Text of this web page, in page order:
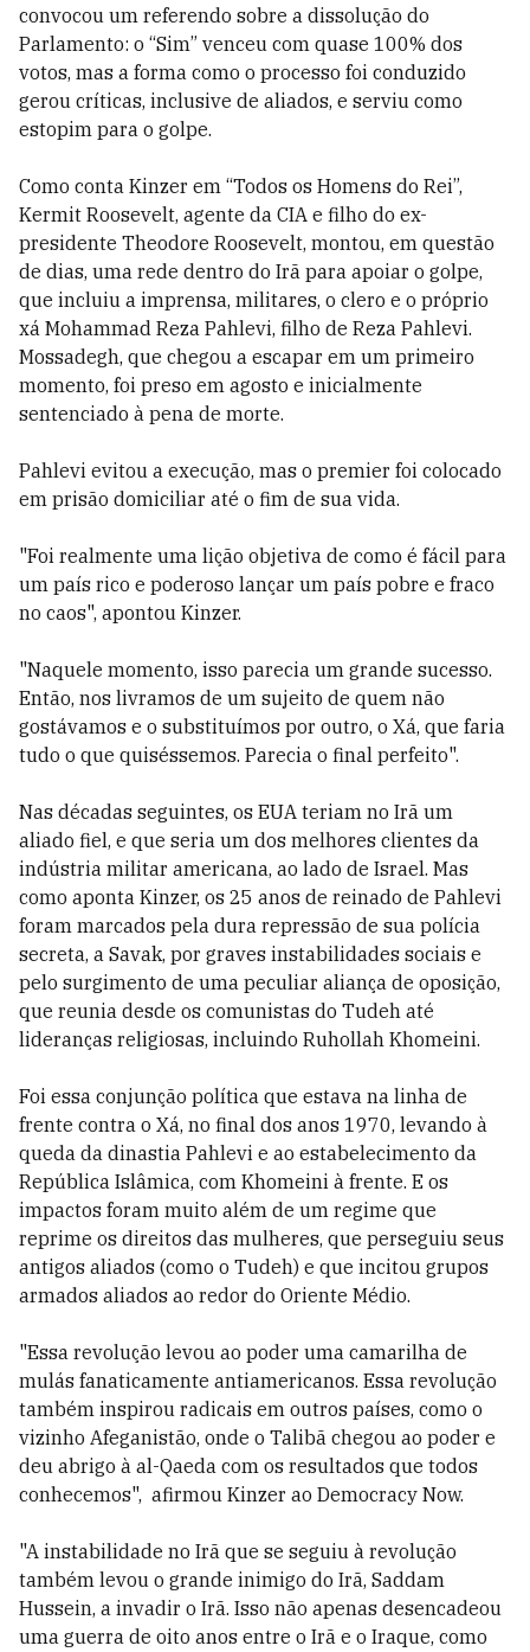
convocou um referendo sobre a dissolução do
Parlamento: o “Sim” venceu com quase 100% dos
votos, mas a forma como o processo foi conduzido
gerou críticas, inclusive de aliados, e serviu como
estopim para o golpe.
Como conta Kinzer em “Todos os Homens do Rei”,
Kermit Roosevelt, agente da CIA e filho do ex-
presidente Theodore Roosevelt, montou, em questão
de dias, uma rede dentro do Irã para apoiar o golpe,
que incluiu a imprensa, militares, o clero e o próprio
xá Mohammad Reza Pahlevi, filho de Reza Pahlevi.
Mossadegh, que chegou a escapar em um primeiro
momento, foi preso em agosto e inicialmente
sentenciado à pena de morte.
Pahlevi evitou a execução, mas o premier foi colocado
em prisão domiciliar até o fim de sua vida.
"Foi realmente uma lição objetiva de como é fácil para
um país rico e poderoso lançar um país pobre e fraco
no caos", apontou Kinzer.
"Naquele momento, isso parecia um grande sucesso.
Então, nos livramos de um sujeito de quem não
gostávamos e o substituímos por outro, o Xá, que faria
tudo o que quiséssemos. Parecia o final perfeito".
Nas décadas seguintes, os EUA teriam no Irã um
aliado fiel, e que seria um dos melhores clientes da
indústria militar americana, ao lado de Israel. Mas
como aponta Kinzer, os 25 anos de reinado de Pahlevi
foram marcados pela dura repressão de sua polícia
secreta, a Savak, por graves instabilidades sociais e
pelo surgimento de uma peculiar aliança de oposição,
que reunia desde os comunistas do Tudeh até
lideranças religiosas, incluindo Ruhollah Khomeini.
Foi essa conjunção política que estava na linha de
frente contra o Xá, no final dos anos 1970, levando à
queda da dinastia Pahlevi e ao estabelecimento da
República Islâmica, com Khomeini à frente. E os
impactos foram muito além de um regime que
reprime os direitos das mulheres, que perseguiu seus
antigos aliados (como o Tudeh) e que incitou grupos
armados aliados ao redor do Oriente Médio.
"Essa revolução levou ao poder uma camarilha de
mulás fanaticamente antiamericanos. Essa revolução
também inspirou radicais em outros países, como o
vizinho Afeganistão, onde o Talibã chegou ao poder e
deu abrigo à al-Qaeda com os resultados que todos
conhecemos", afirmou Kinzer ao Democracy Now.
"A instabilidade no Irã que se seguiu à revolução
também levou o grande inimigo do Irã, Saddam
Hussein, a invadir o Irã. Isso não apenas desencadeou
uma guerra de oito anos entre o Irã e o Iraque, como